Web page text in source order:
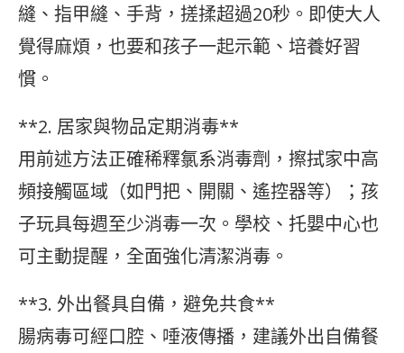
縫、指甲縫、手背，搓揉超過20秒。即使大人
覺得麻煩，也要和孩子一起示範、培養好習
慣。
**2. 居家與物品定期消毒**
用前述方法正確稀釋氯系消毒劑，擦拭家中高
頻接觸區域（如門把、開關、遙控器等）；孩
子玩具每週至少消毒一次。學校、托嬰中心也
可主動提醒，全面強化清潔消毒。
**3. 外出餐具自備，避免共食**
腸病毒可經口腔、唾液傳播，建議外出自備餐